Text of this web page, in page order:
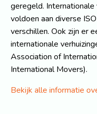
geregeld.
voldoen aan diverse
verschillen. Ook zijn er
internationale
Association of
International Movers).
Bekijk alle informatie